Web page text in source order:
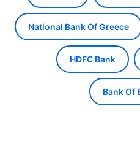
National Bank Of Greece
HDFC Bank
Bank Of